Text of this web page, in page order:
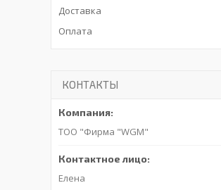
Доставка
Оплата
КОНТАКТЫ
ТОО "Фирма "WGM"
Елена